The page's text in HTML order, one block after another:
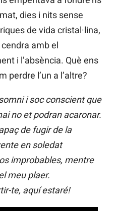
dies i nits sense
de vida cristal·lina,
amb el
i l’absència. Què ens
perdre l’un a l’altre?
i soc conscient que
no et podran acaronar.
de fugir de la
en soledat
improbables, mentre
meu plaer.
te, aquí estaré!